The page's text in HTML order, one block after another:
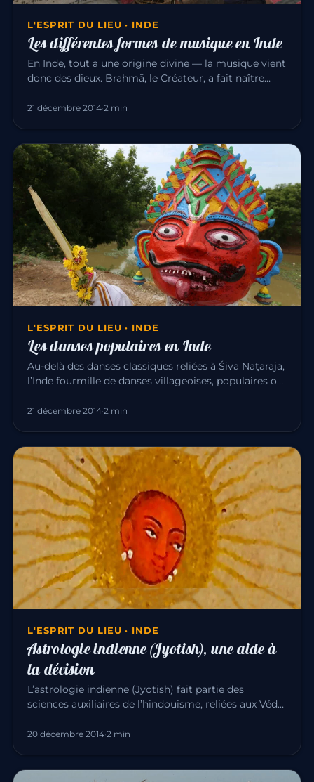
L'ESPRIT DU LIEU · INDE
Les différentes formes de musique en Inde
En Inde, tout a une origine divine — la musique vient
donc des dieux. Brahmā, le Créateur, a fait naître
21 décembre 2014·2 min
L'ESPRIT DU LIEU · INDE
Les danses populaires en Inde
Au-delà des danses classiques reliées à Śiva Naṭarāja,
l’Inde fourmille de danses villageoises, populaires ou
21 décembre 2014·2 min
L'ESPRIT DU LIEU · INDE
Astrologie indienne (Jyotish), une aide à
la décision
L’astrologie indienne (Jyotish) fait partie des
sciences auxiliaires de l’hindouisme, reliées aux Véda.
20 décembre 2014·2 min